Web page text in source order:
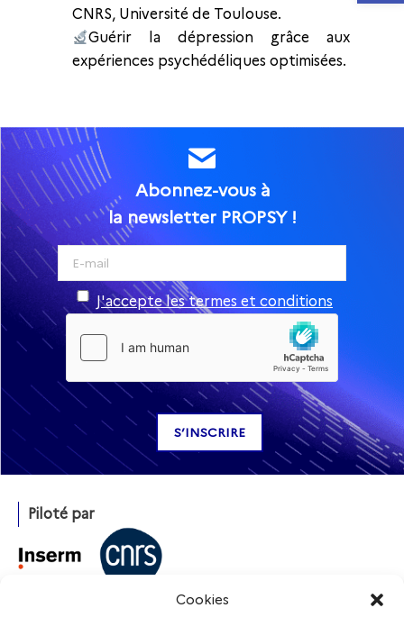
Cookies
CNRS, Université de Toulouse.
Guérir la dépression grâce aux
expériences psychédéliques optimisées.
Abonnez-vous à
la newsletter PROPSY !
J'accepte les termes et conditions
Piloté par